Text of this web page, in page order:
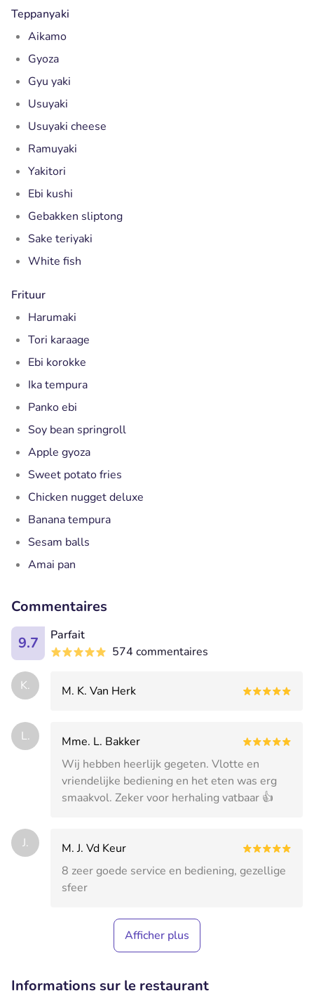
Teppanyaki
Aikamo
Gyoza
Gyu yaki
Usuyaki
Usuyaki cheese
Ramuyaki
Yakitori
Ebi kushi
Gebakken sliptong
Sake teriyaki
White fish
Frituur
Harumaki
Tori karaage
Ebi korokke
Ika tempura
Panko ebi
Soy bean springroll
Apple gyoza
Sweet potato fries
Chicken nugget deluxe
Banana tempura
Sesam balls
Amai pan
Commentaires
9.7
Parfait
574 commentaires
K. M. K. Van Herk
L.
Mme. L. Bakker
Wij hebben heerlijk gegeten. Vlotte en
vriendelijke bediening en het eten was erg
smaakvol. Zeker voor herhaling vatbaar 👍
J.
M. J. Vd Keur
8 zeer goede service en bediening, gezellige
sfeer
Afficher plus
Informations sur le restaurant